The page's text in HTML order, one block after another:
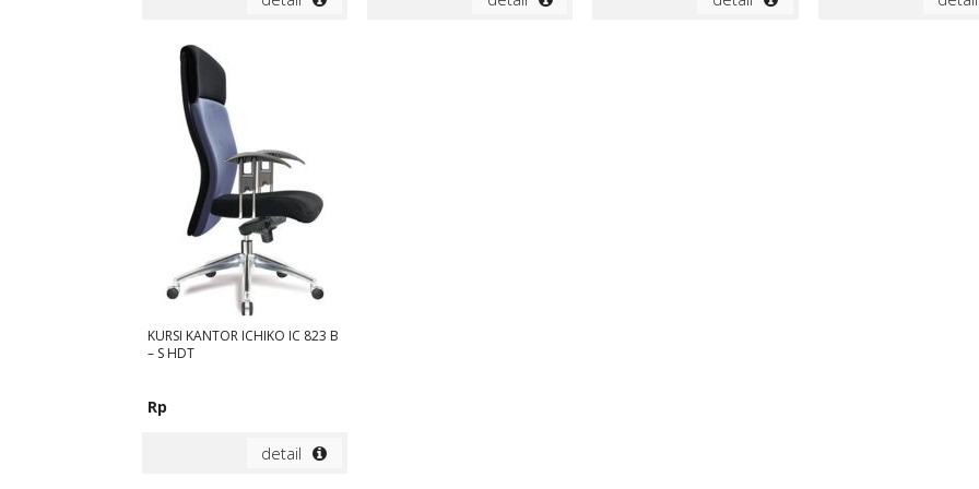
KURSI KANTOR ICHIKO IC 823 B
– S HDT
Rp
detail